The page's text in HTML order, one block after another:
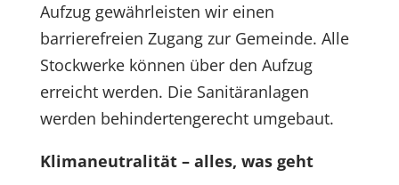
Aufzug gewährleisten wir einen
barrierefreien Zugang zur Gemeinde. Alle
Stockwerke können über den Aufzug
erreicht werden. Die Sanitäranlagen
werden behindertengerecht umgebaut.
Klimaneutralität – alles, was geht